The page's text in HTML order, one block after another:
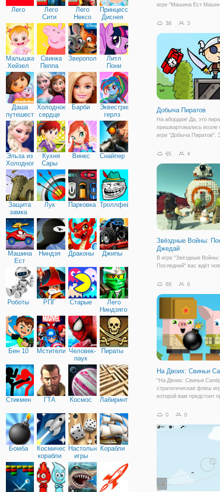
Лего
Лего
Сити
Лего
Нексо
Найтс
Принцессы
Диснея
Малышка
Хейзел
Свинка
Пеппа
Зверополис
Литл
Пони
Дружба
Даша
путешественница
Холодное
сердце
Барби
Эквестрия
герлз
Эльза из
Холодного
сердца
Кухня
Сары
Винкс Снайпер
Защита
замка
Лук Парковка Троллфейс
Машина
Ест
Машину
Ниндзя Драконы Джипы
Роботы РПГ Старые
Лего
Ниндзяго
Бен 10 Мстители Человек-
паук
Пираты
Стикмен ГТА Космос Лабиринты
Бомба
Космические
корабли
Настольные
игры
Корабли
игре "Машина Ест
машин, где старые
устраивать гонки на
Нашим героем будет
38 3
Добыча Пиратов
На абордаж! Да, это
пришвартовались возле
игре "Добыча Пиратов".
которые украли клад и
далеко за горизонтом.
65 4
Звёздные Войны:
Джедай
В игре "Звёздные
Последний" вас ждёт
Маленькие фигурки лего
храбростью и отвагой.
ждёт серия
89 6
На Двоих: Свиньи
"На Двоих: Свиньи
стратегическая флеш
которой вам предстоит
битве. В данной игре вы
им победить в битве
0 0